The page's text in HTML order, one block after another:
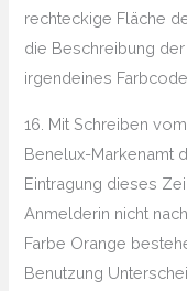
rechteckige Fläche
die Beschreibung
irgendeines
16. Mit Schreiben
Benelux-Markenamt
Eintragung dieses
Anmelderin nicht
Farbe Orange
Benutzung